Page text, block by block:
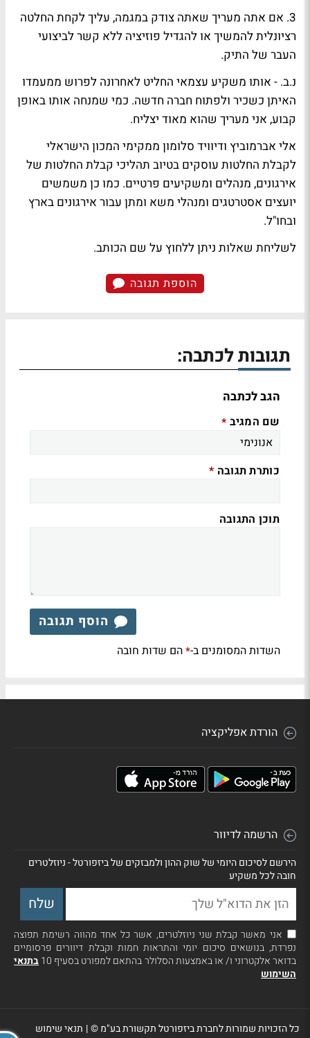
3. אם אתה מעריך שאתה צודק במגמה, עליך לקחת החלטה
רציונלית להמשיך או להגדיל פוזיציה ללא קשר לביצועי
העבר של התיק.
נ.ב. - אותו משקיע עצמאי החליט לאחרונה לפרוש ממעמדו
האיתן כשכיר ולפתוח חברה חדשה. כמי שמנחה אותו באופן
קבוע, אני מעריך שהוא מאוד יצליח.
אלי אברמוביץ ודיוויד סלומון ממקימי המכון הישראלי
לקבלת החלטות עוסקים בטיוב תהליכי קבלת החלטות של
אירגונים, מנהלים ומשקיעים פרטיים. כמו כן משמשים
יועצים אסטרטגים ומנהלי משא ומתן עבור אירגונים בארץ
ובחו"ל.
לשליחת שאלות ניתן ללחוץ על שם הכותב.
הוספת תגובה
תגובות לכתבה:
הגב לכתבה
שם המגיב *
כותרת תגובה *
תוכן התגובה
הוסף תגובה
השדות המסומנים ב-*הם שדות חובה
הורדת אפליקציה
הרשמה לדיוור
הירשם לסיכום היומי של שוק ההון ולמבזקים של ביזפורטל - ניוזלטרים
חובה לכל משקיע
אני מאשר קבלת שני ניוזלטרים, אשר כל אחד מהווה רשימת תפוצה
נפרדת, בנושאים סיכום יומי והתראות חמות וקבלת דיוורים פרסומיים
בדואר אלקטרוני ו/ או באמצעות הסלולר בהתאם למפורט בסעיף 10
בתנאי
השימוש
כל הזכויות שמורות לחברת ביזפורטל תקשורת בע"מ ©| תנאי שימוש